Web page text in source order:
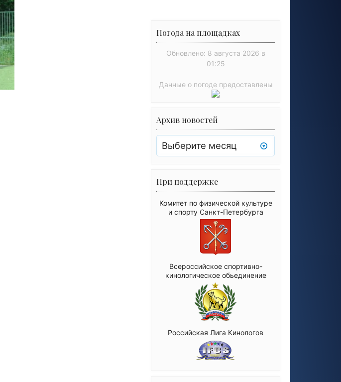
Погода на площадках
Обновлено: 8 августа 2026 в
01:25
Данные о погоде предоставлены
Архив новостей
Архив
новостей
При поддержке
Комитет по физической культуре
и спорту Санкт-Петербурга
Всероссийское спортивно-
кинологическое обьединение
Российская Лига Кинологов